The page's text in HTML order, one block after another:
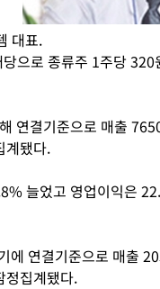
대표.
으로 종류주 1주당
연결기준으로 매출
계됐다.
늘었고 영업이익은
에 연결기준으로 매출
정집계됐다.